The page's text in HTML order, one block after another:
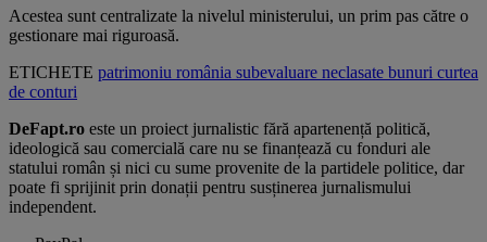
Acestea sunt centralizate la nivelul ministerului, un prim pas către o
gestionare mai riguroasă.
ETICHETE patrimoniu românia subevaluare neclasate bunuri curtea
de conturi
DeFapt.ro este un proiect jurnalistic fără apartenență politică,
ideologică sau comercială care nu se finanțează cu fonduri ale
statului român și nici cu sume provenite de la partidele politice, dar
poate fi sprijinit prin donații pentru susținerea jurnalismului
independent.